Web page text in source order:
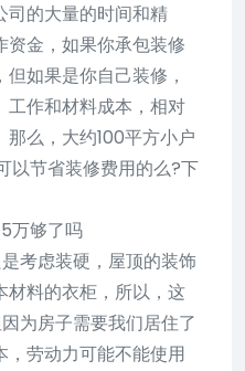
司的大量的时间和精
资金，如果你承包装修
如果是你自己装修，
工作和材料成本，相对
么，大约100平方小户
以节省装修费用的么?下
万够了吗
考虑装硬，屋顶的装饰
材料的衣柜，所以，这
为房子需要我们居住了
劳动力可能不能使用